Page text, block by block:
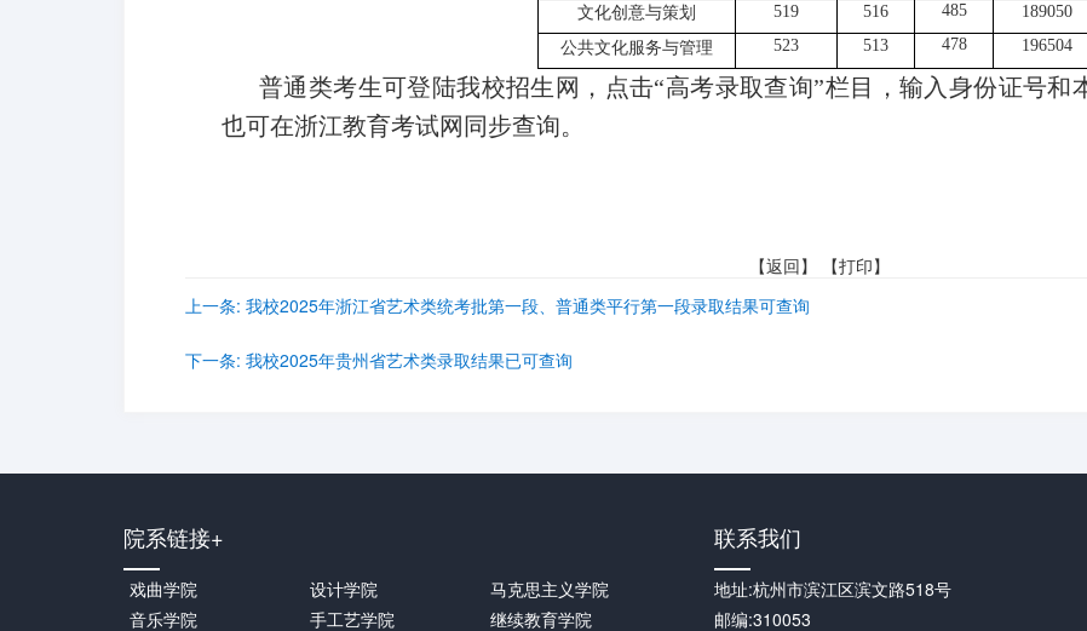
文化创意与策划
519 516 485
189050
公共文化服务与管理
523 513 478 196504
普通类考生可登陆我校招生网，点击“高考录取查询”栏目，输入身份证号和
也可在浙江教育考试网同步查询。
【返回】 【打印】
上一条: 我校2025年浙江省艺术类统考批第一段、普通类平行第一段录取结果可查询
下一条: 我校2025年贵州省艺术类录取结果已可查询
院系链接+
戏曲学院 设计学院
马克思主义学院
音乐学院
手工艺学院 继续教育学院
联系我们
地址:杭州市滨江区滨文路518号
邮编:310053